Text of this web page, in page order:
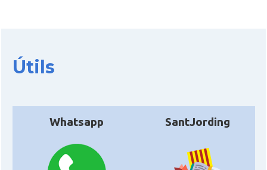
Útils
Whatsapp SantJording